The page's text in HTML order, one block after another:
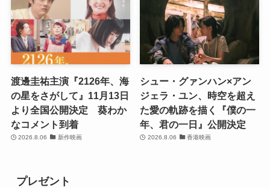
渡邊圭祐主演『2126年、海
の星をさがして』11月13日
より全国公開決定 葵わか
なコメント到着
2026.8.06 新作映画
シュー・グァンハン×アン
ジェラ・ユン、時空を超え
た愛の軌跡を描く『僕の一
年、君の一日』公開決定
2026.8.06 香港映画
プレゼント